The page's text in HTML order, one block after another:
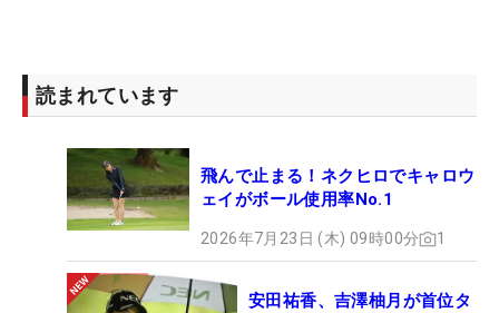
幕戦に実施することなりました。ツアー発足6年
ましょう！
今回は皆様から頂きました参加費用は、最多バ
ーディを取った選手へ特賞として全額贈呈いた
します。
読まれています
飛んで止まる！ネクヒロでキャロウ
ェイがボール使用率No.1
2026年7月23日 (木) 09時00分 1
安田祐香、吉澤柚月が首位タ